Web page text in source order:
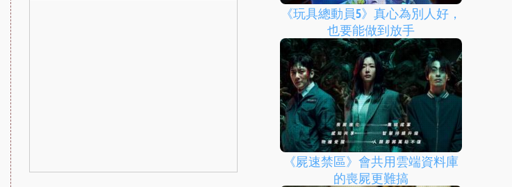
《玩具總動員5》真心為別人好，
也要能做到放手
《屍速禁區》會共用雲端資料庫
的喪屍更難搞